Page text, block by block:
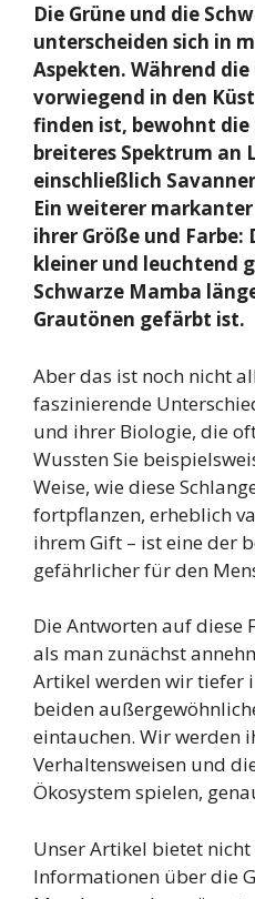
Die Grüne und die
unterscheiden sich in
Aspekten. Während
vorwiegend in den
finden ist, bewohnt die
breiteres Spektrum an
einschließlich
Ein weiterer
ihrer Größe und Farbe:
kleiner und leuchtend
Schwarze Mamba
Grautönen gefärbt ist.
Aber das ist noch nicht
faszinierende
und ihrer Biologie, die
Wussten Sie
Weise, wie diese
fortpflanzen, erheblich
ihrem Gift – ist eine der
gefährlicher für den
Die Antworten auf diese
als man zunächst
Artikel werden wir tiefer
beiden
eintauchen. Wir werden
Verhaltensweisen und
Ökosystem spielen,
Unser Artikel bietet
Informationen über die